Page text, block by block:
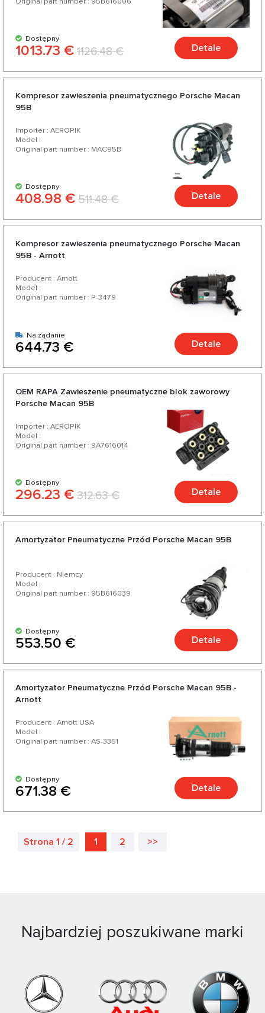
Dostępny
1013.73 € 1126.48 € Detale
Kompresor zawieszenia pneumatycznego Porsche Macan
95B
Importer : AEROPIK
Model :
Original part number : MAC95B
Dostępny
408.98 € 511.48 € Detale
Kompresor zawieszenia pneumatycznego Porsche Macan
95B - Arnott
Producent : Arnott
Model :
Original part number : P-3479
Na żądanie
644.73 € Detale
OEM RAPA Zawieszenie pneumatyczne blok zaworowy
Porsche Macan 95B
Importer : AEROPIK
Model :
Original part number : 9A7616014
Dostępny
296.23 € 312.63 € Detale
Amortyzator Pneumatyczne Przód Porsche Macan 95B
Producent : Niemcy
Model :
Original part number : 95B616039
Dostępny
553.50 € Detale
Amortyzator Pneumatyczne Przód Porsche Macan 95B -
Arnott
Producent : Arnott USA
Model :
Original part number : AS-3351
Dostępny
671.38 € Detale
Strona 1 / 2 1 2 >>
Najbardziej poszukiwane marki